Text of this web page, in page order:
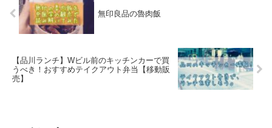
‪無印良品の魯肉飯‬
【品川ランチ】Wビル前のキッチンカーで買
うべき！おすすめテイクアウト弁当【移動販
売】